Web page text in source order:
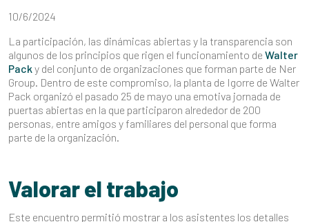
10/6/2024
La participación, las dinámicas abiertas y la transparencia son
algunos de los principios que rigen el funcionamiento de Walter
Packy del conjunto de organizaciones que forman parte de Ner
Group. Dentro de este compromiso, la planta de Igorre de Walter
Pack organizó el pasado 25 de mayo una emotiva jornada de
puertas abiertas en la que participaron alrededor de 200
personas, entre amigos y familiares del personal que forma
parte de la organización.
Valorar el trabajo
Este encuentro permitió mostrar a los asistentes los detalles